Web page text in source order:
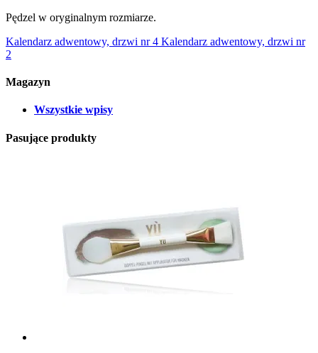
Pędzel w oryginalnym rozmiarze.
Kalendarz adwentowy, drzwi nr 4 Kalendarz adwentowy, drzwi nr
2
Magazyn
Wszystkie wpisy
Pasujące produkty